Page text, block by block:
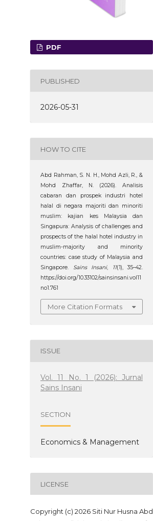
PDF
PUBLISHED
2026-05-31
HOW TO CITE
Abd Rahman, S. N. H., Mohd Azli, R., &
Mohd Zhaffar, N. (2026). Analisis
cabaran dan prospek industri hotel
halal di negara majoriti dan minoriti
muslim: kajian kes Malaysia dan
Singapura: Analysis of challenges and
prospects of the halal hotel industry in
muslim-majority and minority
countries: case study of Malaysia and
Singapore.
Sains Insani, 11(1), 35–42.
https://doi.org/10.33102/sainsinsani.vol11
no1.761
More Citation Formats
ISSUE
Vol. 11 No. 1 (2026): Jurnal
Sains Insani
SECTION
Economics & Management
LICENSE
Copyright (c) 2026 Siti Nur Husna Abd